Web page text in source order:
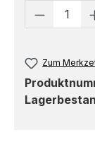
Zum